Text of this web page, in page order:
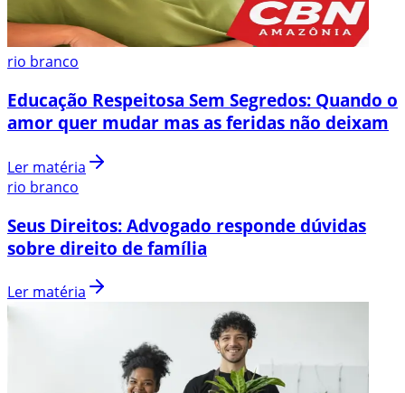
rio branco
Educação Respeitosa Sem Segredos: Quando o
amor quer mudar mas as feridas não deixam
Ler matéria
rio branco
Seus Direitos: Advogado responde dúvidas
sobre direito de família
Ler matéria